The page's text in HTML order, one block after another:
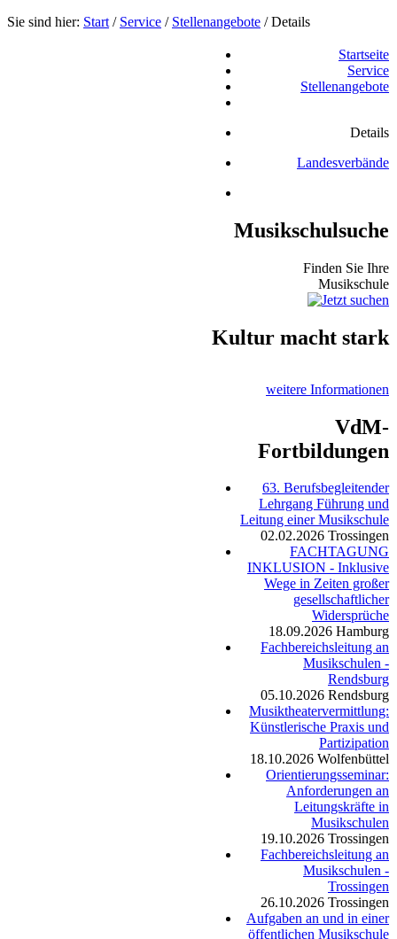
Sie sind hier: Start / Service / Stellenangebote /Details
Startseite
Service
Stellenangebote
Details
Landesverbände
Musikschulsuche
Finden Sie Ihre
Musikschule
Kultur macht stark
weitere Informationen
VdM-
Fortbildungen
63. Berufsbegleitender
Lehrgang Führung und
Leitung einer Musikschule
02.02.2026 Trossingen
FACHTAGUNG
INKLUSION - Inklusive
Wege in Zeiten großer
gesellschaftlicher
Widersprüche
18.09.2026 Hamburg
Fachbereichsleitung an
Musikschulen -
Rendsburg
05.10.2026 Rendsburg
Musiktheatervermittlung:
Künstlerische Praxis und
Partizipation
18.10.2026 Wolfenbüttel
Orientierungsseminar:
Anforderungen an
Leitungskräfte in
Musikschulen
19.10.2026 Trossingen
Fachbereichsleitung an
Musikschulen -
Trossingen
26.10.2026 Trossingen
Aufgaben an und in einer
öffentlichen Musikschule